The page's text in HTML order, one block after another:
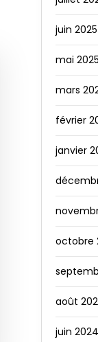
juin 2025
mai 2025
mars
février
janvier
octobre
août
juin 2024